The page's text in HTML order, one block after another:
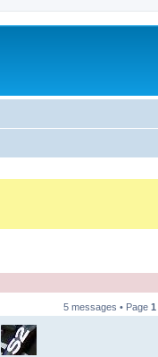
5 messages • Page 1